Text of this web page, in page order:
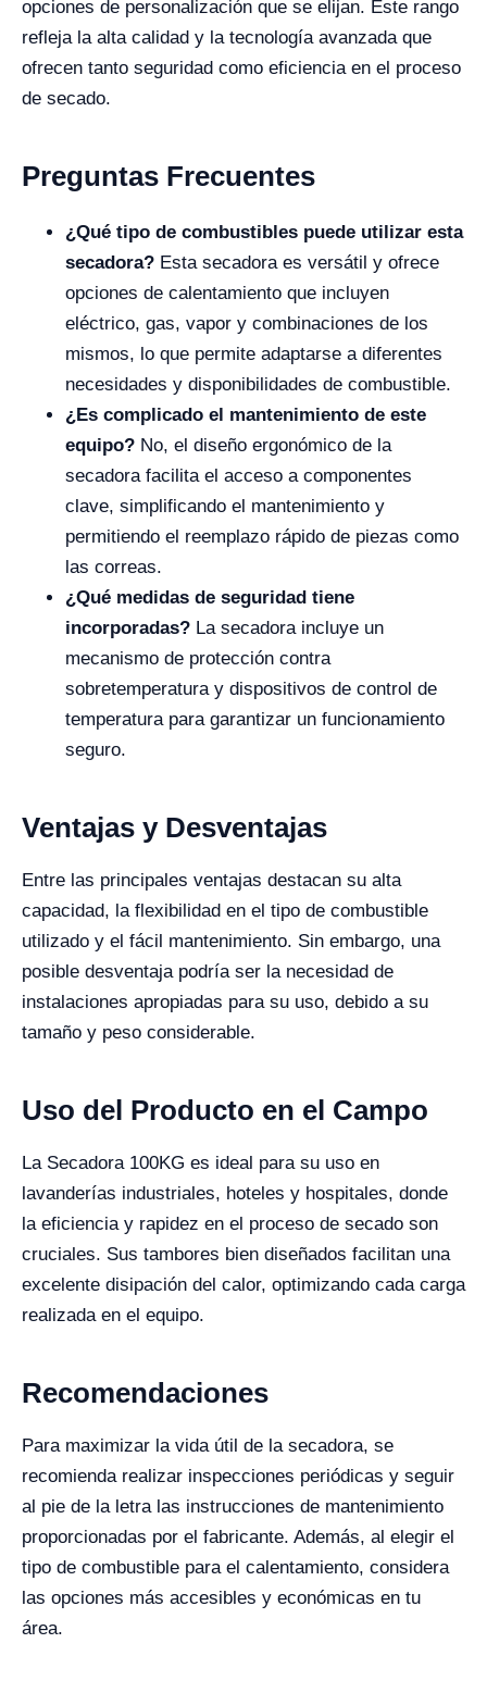
opciones de personalización que se elijan. Este rango
refleja la alta calidad y la tecnología avanzada que
ofrecen tanto seguridad como eficiencia en el proceso
de secado.
Preguntas Frecuentes
¿Qué tipo de combustibles puede utilizar esta
secadora? Esta secadora es versátil y ofrece
opciones de calentamiento que incluyen
eléctrico, gas, vapor y combinaciones de los
mismos, lo que permite adaptarse a diferentes
necesidades y disponibilidades de combustible.
¿Es complicado el mantenimiento de este
equipo? No, el diseño ergonómico de la
secadora facilita el acceso a componentes
clave, simplificando el mantenimiento y
permitiendo el reemplazo rápido de piezas como
las correas.
¿Qué medidas de seguridad tiene
incorporadas? La secadora incluye un
mecanismo de protección contra
sobretemperatura y dispositivos de control de
temperatura para garantizar un funcionamiento
seguro.
Ventajas y Desventajas
Entre las principales ventajas destacan su alta
capacidad, la flexibilidad en el tipo de combustible
utilizado y el fácil mantenimiento. Sin embargo, una
posible desventaja podría ser la necesidad de
instalaciones apropiadas para su uso, debido a su
tamaño y peso considerable.
Uso del Producto en el Campo
La Secadora 100KG es ideal para su uso en
lavanderías industriales, hoteles y hospitales, donde
la eficiencia y rapidez en el proceso de secado son
cruciales. Sus tambores bien diseñados facilitan una
excelente disipación del calor, optimizando cada carga
realizada en el equipo.
Recomendaciones
Para maximizar la vida útil de la secadora, se
recomienda realizar inspecciones periódicas y seguir
al pie de la letra las instrucciones de mantenimiento
proporcionadas por el fabricante. Además, al elegir el
tipo de combustible para el calentamiento, considera
las opciones más accesibles y económicas en tu
área.